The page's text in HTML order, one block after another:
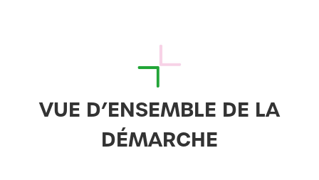
VUE D’ENSEMBLE DE LA
DÉMARCHE